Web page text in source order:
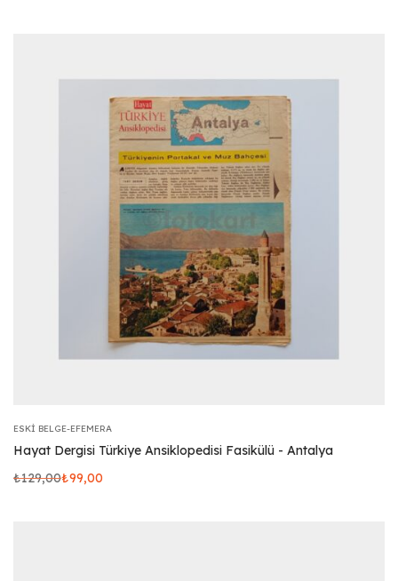
ESKI BELGE-EFEMERA
Hayat Dergisi Türkiye Ansiklopedisi Fasikülü - Antalya
₺129,00₺99,00